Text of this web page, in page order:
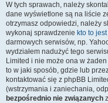
W tych sprawach, należy
dane wyświetlone są na liście
otrzymasz odpowiedzi, należy
wykonaj sprawdzenie kto to jest
darmowych serwisów, np.
wydziałem nadużyć tego
Limited i nie może ona w
to w jaki sposób, gdzie lub
kontaktować się z phpBB
(wstrzymania i zaniechania,
bezpośrednio nie związanych